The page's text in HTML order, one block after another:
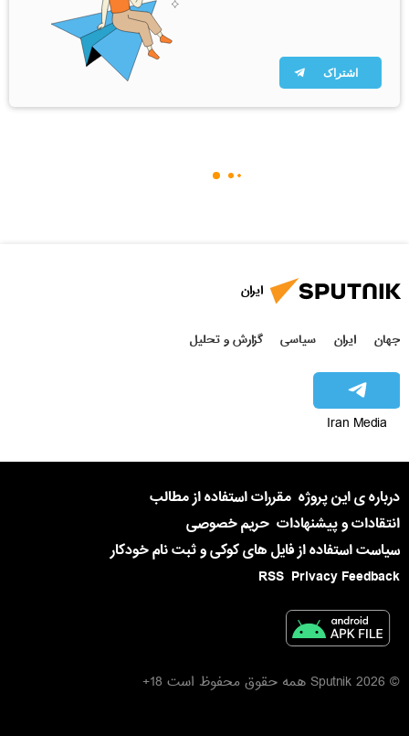
اشتراک
ایران
جهان ایران سیاسی گزارش و تحلیل
Iran Media
درباره ی این پروژه مقررات استفاده از مطالب
انتقادات و پیشنهادات حریم خصوصی
سیاست استفاده از فایل های کوکی و ثبت نام خودکار
Privacy Feedback
RSS
© 2026 Sputnik همه حقوق محفوظ است 18+